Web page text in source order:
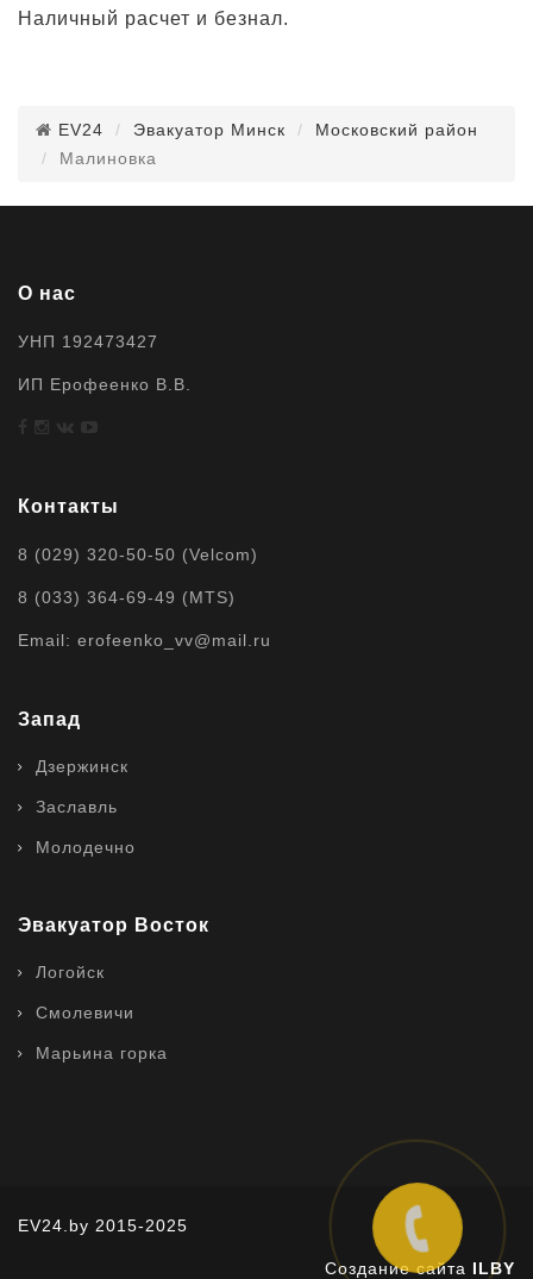
Наличный расчет и безнал.
EV24 Эвакуатор Минск
Московский район
Малиновка
О нас
УНП 192473427
ИП Ерофеенко В.В.
Контакты
8 (029) 320-50-50 (Velcom)
8 (033) 364-69-49 (MTS)
Email: erofeenko_vv@mail.ru
Запад
Дзержинск
Заславль
Молодечно
Эвакуатор Восток
Логойск
Смолевичи
Марьина горка
EV24.by 2015-2025
Создание сайта ILBY